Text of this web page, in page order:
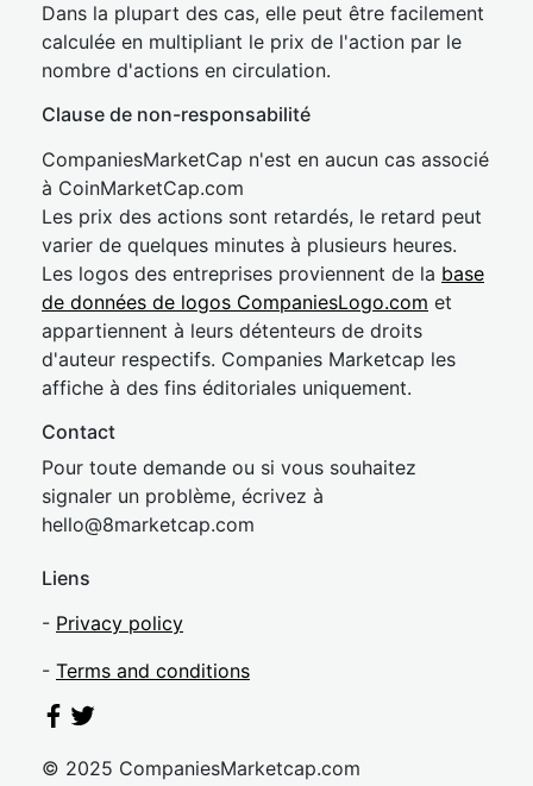
Dans la plupart des cas, elle peut être facilement
calculée en multipliant le prix de l'action par le
nombre d'actions en circulation.
Clause de non-responsabilité
CompaniesMarketCap n'est en aucun cas associé
à CoinMarketCap.com
Les prix des actions sont retardés, le retard peut
varier de quelques minutes à plusieurs heures.
Les logos des entreprises proviennent de la base
de données de logos CompaniesLogo.com et
appartiennent à leurs détenteurs de droits
d'auteur respectifs. Companies Marketcap les
affiche à des fins éditoriales uniquement.
Contact
Pour toute demande ou si vous souhaitez
signaler un problème, écrivez à
hello@8marketcap.com
Liens
- Privacy policy
- Terms and conditions
© 2025 CompaniesMarketcap.com